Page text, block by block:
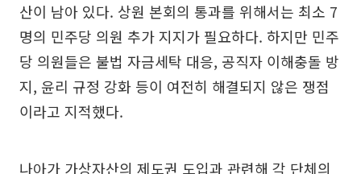
산이 남아 있다. 상원 본회의 통과를 위해서는 최소 7
명의 민주당 의원 추가 지지가 필요하다. 하지만 민주
당 의원들은 불법 자금세탁 대응, 공직자 이해충돌 방
지, 윤리 규정 강화 등이 여전히 해결되지 않은 쟁점
이라고 지적했다.
나아가 가상자산의 제도권 도입과 관련해 각 단체의